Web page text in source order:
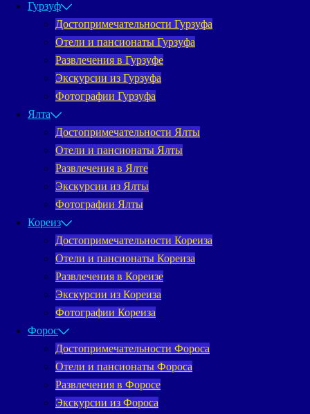
Гурзуф
Достопримечательности Гурзуфа
Отели и пансионаты Гурзуфа
Развлечения в Гурзуфе
Экскурсии из Гурзуфа
Фотографии Гурзуфа
Ялта
Достопримечательности Ялты
Отели и пансионаты Ялты
Развлечения в Ялте
Экскурсии из Ялты
Фотографии Ялты
Кореиз
Достопримечательности Кореиза
Отели и пансионаты Кореиза
Развлечения в Кореизе
Экскурсии из Кореиза
Фотографии Кореиза
Форос
Достопримечательности Фороса
Отели и пансионаты Фороса
Развлечения в Форосе
Экскурсии из Фороса